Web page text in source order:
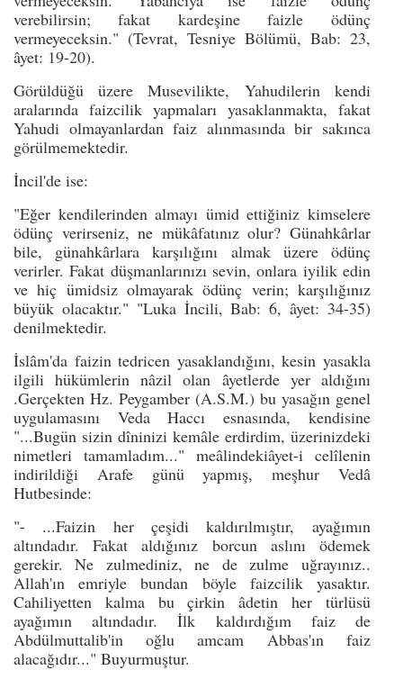
verebilirsin; fakat kardeşine faizle ödünç
vermeyeceksin." (Tevrat, Tesniye Bölümü, Bab: 23,
âyet: 19-20).
Görüldüğü üzere Musevilikte, Yahudilerin kendi
aralarında faizcilik yapmaları yasaklanmakta, fakat
Yahudi olmayanlardan faiz alınmasında bir sakınca
görülmemektedir.
İncil'de ise:
"Eğer kendilerinden almayı ümid ettiğiniz kimselere
ödünç verirseniz, ne mükâfatınız olur? Günahkârlar
bile, günahkârlara karşılığını almak üzere ödünç
verirler. Fakat düşmanlarınızı sevin, onlara iyilik edin
ve hiç ümidsiz olmayarak ödünç verin; karşılığınız
büyük olacaktır." "Luka İncili, Bab: 6, âyet: 34-35)
denilmektedir.
İslâm'da faizin tedricen yasaklandığını, kesin yasakla
ilgili hükümlerin nâzil olan âyetlerde yer aldığını
.Gerçekten Hz. Peygamber (A.S.M.) bu yasağın genel
uygulamasını Veda Haccı esnasında, kendisine
"...Bugün sizin dîninizi kemâle erdirdim, üzerinizdeki
nimetleri tamamladım..." meâlindekiâyet-i celîlenin
indirildiği Arafe günü yapmış, meşhur Vedâ
Hutbesinde:
"- ...Faizin her çeşidi kaldırılmıştır, ayağımın
altındadır. Fakat aldığınız borcun aslını ödemek
gerekir. Ne zulmediniz, ne de zulme uğrayınız..
Allah'ın emriyle bundan böyle faizcilik yasaktır.
Cahiliyetten kalma bu çirkin âdetin her türlüsü
ayağımın altındadır. İlk kaldırdığım faiz de
Abdülmuttalib'in oğlu amcam Abbas'ın faiz
alacağıdır..." Buyurmuştur.